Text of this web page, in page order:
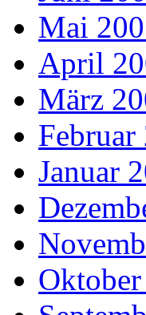
Mai
April
März
Februar
Januar